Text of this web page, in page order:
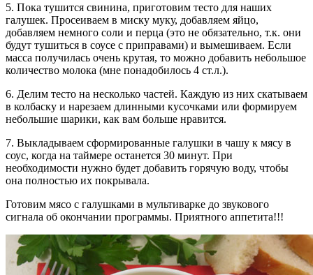
5. Пока тушится свинина, приготовим тесто для наших
галушек. Просеиваем в миску муку, добавляем яйцо,
добавляем немного соли и перца (это не обязательно, т.к. они
будут тушиться в соусе с приправами) и вымешиваем. Если
масса получилась очень крутая, то можно добавить небольшое
количество молока (мне понадобилось 4 ст.л.).
6. Делим тесто на несколько частей. Каждую из них скатываем
в колбаску и нарезаем длинными кусочками или формируем
небольшие шарики, как вам больше нравится.
7. Выкладываем сформированные галушки в чашу к мясу в
соус, когда на таймере останется 30 минут. При
необходимости нужно будет добавить горячую воду, чтобы
она полностью их покрывала.
Готовим мясо с галушками в мультиварке до звукового
сигнала об окончании программы. Приятного аппетита!!!